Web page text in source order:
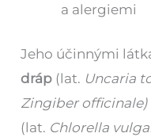
a alergiemi
Jeho účinnými
dráp (lat. Uncaria
Zingiber officinale)
(lat. Chlorella